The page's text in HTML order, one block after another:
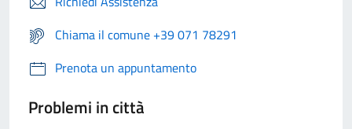
Chiama il comune +39 071 78291
Prenota un appuntamento
Problemi in città